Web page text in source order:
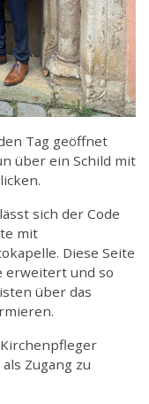
Tag geöffnet
über ein Schild mit
sich der Code
mit
Diese Seite
erweitert und so
über das
Zugang zu